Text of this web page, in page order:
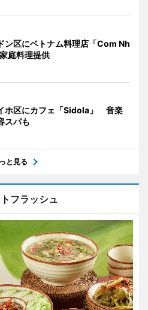
ン区にベトナム料理店「Com Nh
庭料理提供
ホ区にカフェ「Sidola」 音楽
スパも
と見る
フラッシュ